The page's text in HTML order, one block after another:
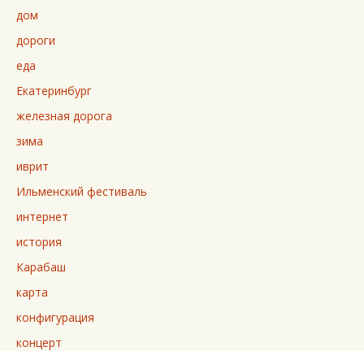
дом
дороги
еда
Екатеринбург
железная дорога
зима
иврит
Ильменский фестиваль
интернет
история
Карабаш
карта
конфигурация
концерт